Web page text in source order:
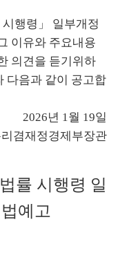
행령」 일부개정
이유와 주요내용
의견을 듣기위하
다음과 같이 공고합
2026년 1월 19일
겸재정경제부장관
률 시행령 일
예고